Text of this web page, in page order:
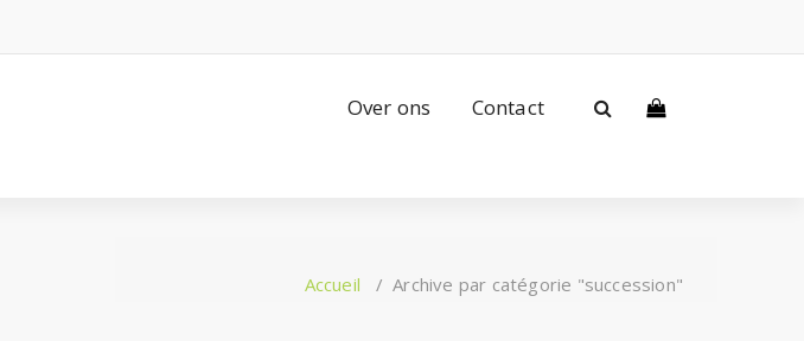
Over ons Contact
Accueil /Archive par catégorie "succession"